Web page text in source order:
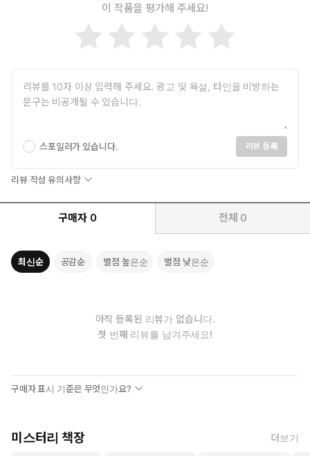
이 작품을 평가해 주세요!
스포일러가 있습니다. 리뷰 등록
리뷰 작성 유의사항
구매자 0 전체 0
최신순 공감순 별점 높은순 별점 낮은순
아직 등록된 리뷰가 없습니다.
첫 번째 리뷰를 남겨주세요!
구매자 표시 기준은 무엇인가요?
미스터리 책장 더보기